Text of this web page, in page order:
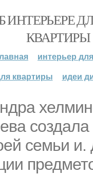
ИНТЕРЬЕРЕ
КВАРТИРЫ
интерьер
квартиры
идеи
семьи и.